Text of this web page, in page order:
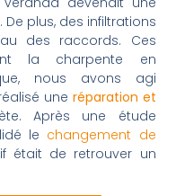
plus, des infiltrations
des raccords. Ces
la charpente en
nous avons agi
une réparation et
Après une étude
le changement de
était de retrouver un